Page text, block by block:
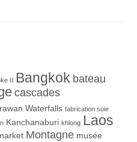
II Bangkok bateau
cascades
Waterfalls fabrication soie
Kanchanaburi khlong Laos
Montagne musée